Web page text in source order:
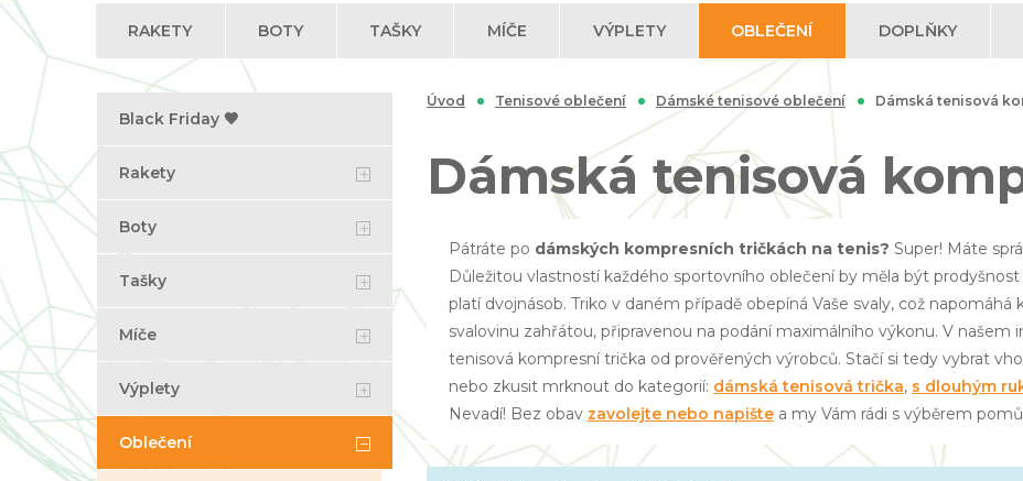
RAKETY BOTY TAŠKY MÍČE VÝPLETY OBLEČENÍ DOPLŇKY
Black Friday 🖤
Rakety
Boty
Tašky
Míče
Výplety
Oblečení
Úvod Tenisové oblečení Dámské tenisové oblečení Dámská tenisová
Dámská tenisová
Pátráte po dámských kompresních tričkách na tenis? Super! Máte
Důležitou vlastností každého sportovního oblečení by měla být
platí dvojnásob. Triko v daném případě obepíná Vaše svaly, což
svalovinu zahřátou, připravenou na podání maximálního výkonu. V
tenisová kompresní trička od prověřených výrobců. Stačí si tedy vybrat
nebo zkusit mrknout do kategorií: dámská tenisová trička, s dlouhým
Nevadí! Bez obav zavolejte nebo napište a my Vám rádi s výběrem